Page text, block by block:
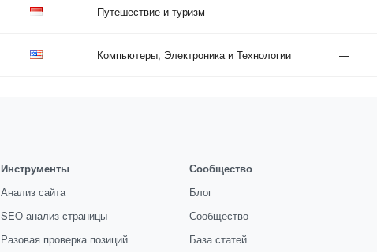
Путешествие и туризм —
Компьютеры, Электроника и Технологии —
Инструменты
Анализ сайта
SEO-анализ страницы
Разовая проверка позиций
Сообщество
Блог
Сообщество
База статей